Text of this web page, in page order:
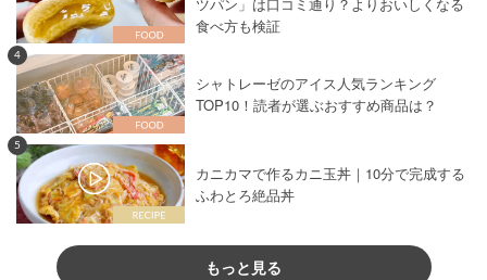
食べ方も検証
4
シャトレーゼのアイス人気ランキング
TOP10！読者が選ぶおすすめ商品は？
5
カニカマで作るカニ玉丼｜10分で完成する
ふわとろ絶品丼
もっと見る